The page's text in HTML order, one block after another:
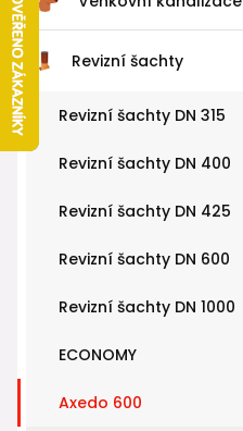
Revizní šachty
Revizní šachty DN 315
Revizní šachty DN 400
Revizní šachty DN 425
Revizní šachty DN 600
Revizní šachty DN 1000
ECONOMY
Axedo 600